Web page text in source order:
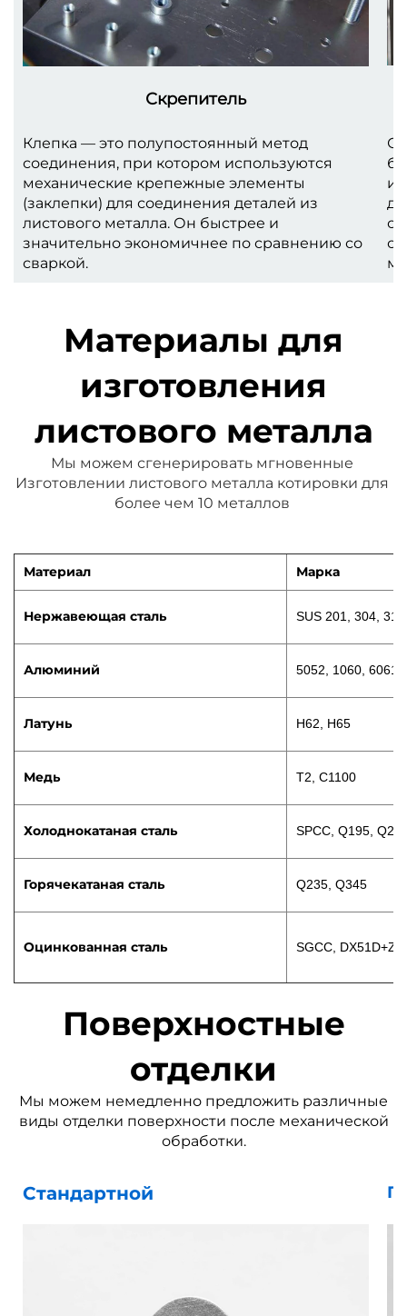
Скрепитель
Клепка — это полупостоянный метод
соединения, при котором используются
механические крепежные элементы
(заклепки) для соединения деталей из
листового металла. Он быстрее и
значительно экономичнее по сравнению со
сваркой.
Материалы для
изготовления
листового металла
Изготовлении листового металла котировки для
более чем 10 металлов
Материал Марка
Нержавеющая сталь SUS 201, 304, 316
Алюминий 5052, 1060, 6061
Латунь H62, H65
Медь T2, C1100
Холоднокатаная сталь SPCC, Q195,
Горячекатаная сталь Q235, Q345
Оцинкованная сталь SGCC, DX51D+Z
Поверхностные
отделки
Мы можем немедленно предложить различные
виды отделки поверхности после механической
обработки.
Стандартной